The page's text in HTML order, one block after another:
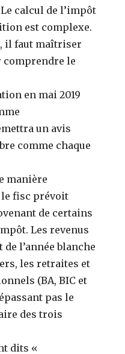
calcul de l’impôt
est complexe.
il faut maîtriser
le
en mai 2019
un avis
comme chaque
manière
le fisc prévoit
de certains
Les revenus
l’année blanche
les retraites et
(BA, BIC et
pas le
des trois
dits «